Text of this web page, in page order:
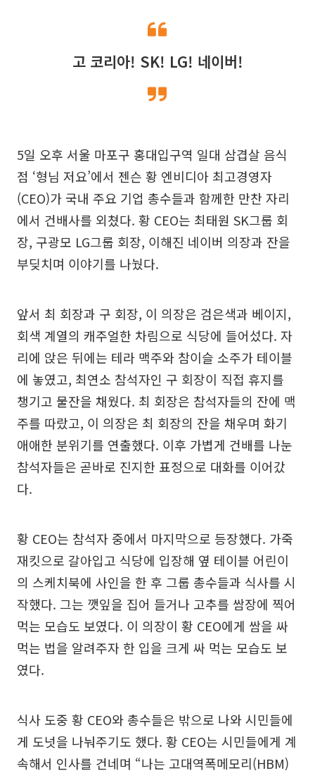
고 코리아! SK! LG! 네이버!
5일 오후 서울 마포구 홍대입구역 일대 삼겹살 음식
점 ‘형님 저요’에서 젠슨 황 엔비디아 최고경영자
(CEO)가 국내 주요 기업 총수들과 함께한 만찬 자리
에서 건배사를 외쳤다. 황 CEO는 최태원 SK그룹 회
장, 구광모 LG그룹 회장, 이해진 네이버 의장과 잔을
부딪치며 이야기를 나눴다.
앞서 최 회장과 구 회장, 이 의장은 검은색과 베이지,
회색 계열의 캐주얼한 차림으로 식당에 들어섰다. 자
리에 앉은 뒤에는 테라 맥주와 참이슬 소주가 테이블
에 놓였고, 최연소 참석자인 구 회장이 직접 휴지를
챙기고 물잔을 채웠다. 최 회장은 참석자들의 잔에 맥
주를 따랐고, 이 의장은 최 회장의 잔을 채우며 화기
애애한 분위기를 연출했다. 이후 가볍게 건배를 나눈
참석자들은 곧바로 진지한 표정으로 대화를 이어갔
다.
황 CEO는 참석자 중에서 마지막으로 등장했다. 가죽
재킷으로 갈아입고 식당에 입장해 옆 테이블 어린이
의 스케치북에 사인을 한 후 그룹 총수들과 식사를 시
작했다. 그는 깻잎을 집어 들거나 고추를 쌈장에 찍어
먹는 모습도 보였다. 이 의장이 황 CEO에게 쌈을 싸
먹는 법을 알려주자 한 입을 크게 싸 먹는 모습도 보
였다.
식사 도중 황 CEO와 총수들은 밖으로 나와 시민들에
게 도넛을 나눠주기도 했다. 황 CEO는 시민들에게 계
속해서 인사를 건네며 “나는 고대역폭메모리(HBM)